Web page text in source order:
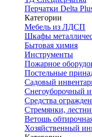
Перчатки Delta
Категории
Мебель из ЛДСП
Шкафы
Бытовая химия
Инструменты
Пожарное
Постельные
Садовый
Снегоуборочный
Средства
Стремянки,
Ветошь
Хозяйственный